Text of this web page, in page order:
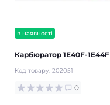
в наявності
Карбюратор 1E40F-1E44F
Код товару: 202051
0